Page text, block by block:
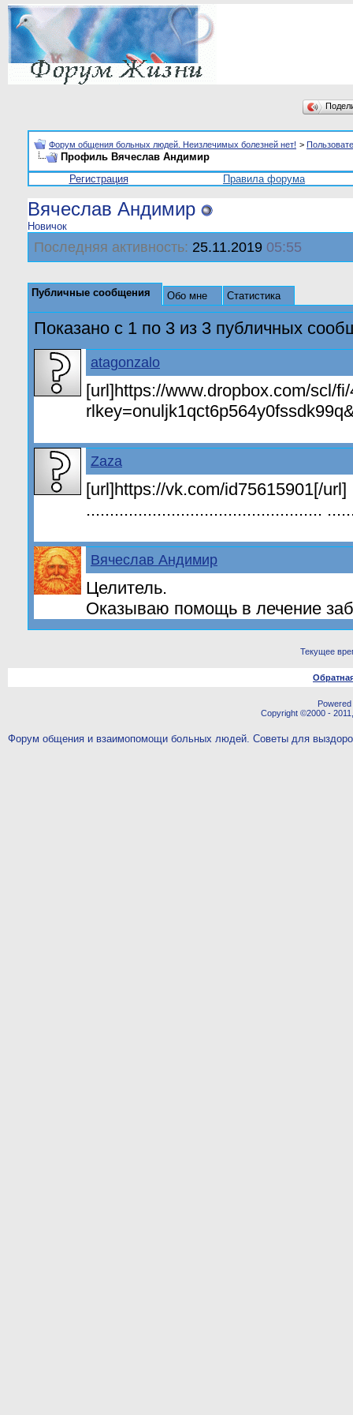
Форум общения больных людей. Неизлечимых болезней нет! >
Профиль Вячеслав Андимир
Регистрация
Правила форума
Вячеслав Андимир
Новичок
Последняя активность: 25.11.2019 05:55
Публичные сообщения Обо мне Статистика
Показано с 1 по 3 из 3 публичных
atagonzalo
[url]https://www.dropbox.com/scl/
Zaza
[url]https://vk.com/id75615901[/url]
..................................................
Вячеслав Андимир
Целитель.
Оказываю помощь в лечение
Текущее
Copyright ©2000 -
Форум общения и взаимопомощи больных людей. Советы для